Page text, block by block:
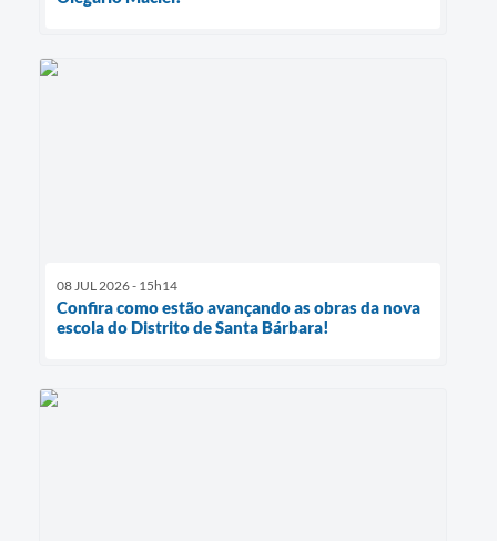
08 JUL 2026 - 15h14
Confira como estão avançando as obras da nova
escola do Distrito de Santa Bárbara!